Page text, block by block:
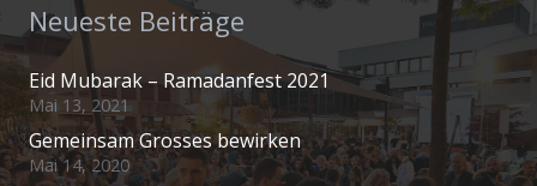
Neueste Beiträge
Eid Mubarak – Ramadanfest 2021
Mai 13, 2021
Gemeinsam Grosses bewirken
Mai 14, 2020